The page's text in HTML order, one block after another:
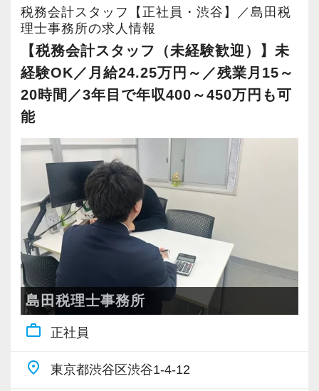
ですね。
“明るくて仲が良い”というのも当社の特徴。
良くも悪くも“おせっかい”な人が多く、お客様の
ために、一緒に働く仲間のために、本気になれ
る熱い人が多いです。
昇格のスピードも早く、やりがいや成長してい
る実感が得られやすい職場です。
等級制度でキャリアアップの道筋が明確になっ
ているので、目標を立ててどんどん達成してい
きましょう！
「こういうことをやってみたい！」という強い
思いがある人、大歓迎です！
【色んなキャリアパスを用意しています！】
当法人ではクライアントに対して相続や起業支
援など、随時複数のプロジェクトを進行してい
ます。
意欲次第で、それらのプロジェクトを仕切る
「プロジェクトリーダー」に就けます。
また、役職では「課長」などへの昇給チャンス
を用意しており、課長になると2～4名のメンバ
ーをマネジメントしながら案件を差配できま
す。
【経験を活かしながら資格取得も可能！】
税理士や会計士などの資格取得を全力でフォロ
ーしています。
仕事終わりに学校や講座に通うことが可能で、
当法人の今の環境があるからこそ試験前にまと
現在事務所全体で約1200社との顧問契約があり
ます。
なんと契約の7割がクライアント訪問しない「簡
易顧問契約」となり、年々順調に顧問先が増加
しています。
②資格取得を徹底サポート
社内には資格取得ために勉強中の社員も多数在
様々な実務経験を積むことができ、資格取得に
向け仲間と切磋琢磨できる環境があります。
他にも試験前にはまとまった休暇取得が可能で
す。
③残業少なめ&年間休日120日以上
当法人では個々の実力、効率性・生産性を重視
給与に固定残業代を含んでいますが、当法人の
意欲と実力次第で、新規顧客対応や提案業務に
も早期から関わることが可能です。
税務だけでなく、コミュニケーション力・提案
力も磨ける環境です。
私たちは、単なる税務処理ではなく「顧客に寄
り添うサービス」を重視しています。
オンライン面談やITツールの活用など、時代に
合わせた柔軟な対応を積極的に取り入れていま
す。
お客様からは「対応力」や「コミュニケーショ
ンの質」で評価をいただいています。
専門知識だけでなく、人として信頼される力を
大切にしたい方には最適な環境です。
【あなたに合ったキャリア・評価制度を試して
税務会計スタッフ【正社員・渋谷】／島田税
理士事務所の求人情報
【税務会計スタッフ（未経験歓迎）】未
経験OK／月給24.25万円～／残業月15～
20時間／3年目で年収400～450万円も可
能
島田税理士事務所
work_outline 正社員
place 東京都渋谷区渋谷1-4-12